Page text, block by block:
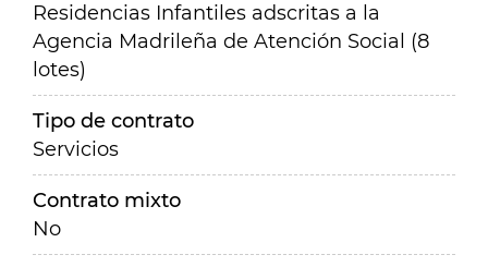
Residencias Infantiles adscritas a la
Agencia Madrileña de Atención Social (8
lotes)
Tipo de contrato
Servicios
Contrato mixto
No